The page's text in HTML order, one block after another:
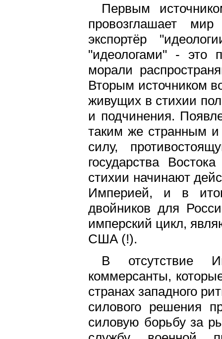
Первым
провозглашает
экспортёр
"идеологами" - это
морали
Вторым источником
живущих в стихии
и подчинения.
таким же странным
силу,
государства
стихии начинают
Империей, и в
двойников для
имперский цикл,
США (!).
В отсутствие
коммерсанты,
странах западного
силового решения
силовую борьбу за